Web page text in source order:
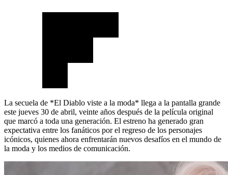
La secuela de *El Diablo viste a la moda* llega a la pantalla grande
este jueves 30 de abril, veinte años después de la película original
que marcó a toda una generación. El estreno ha generado gran
expectativa entre los fanáticos por el regreso de los personajes
icónicos, quienes ahora enfrentarán nuevos desafíos en el mundo de
la moda y los medios de comunicación.